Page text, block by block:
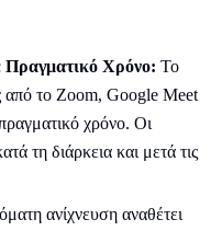
Χρόνο: Το
από το Zoom, Google Meet
χρόνο. Οι
τη διάρκεια και μετά τις
ανίχνευση αναθέτει